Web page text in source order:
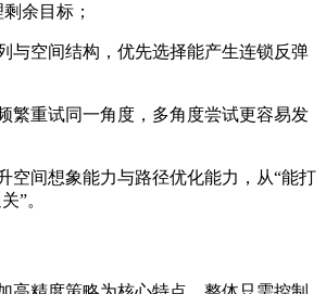
余目标；
与空间结构，优先选择能产生连锁反弹
繁重试同一角度，多角度尝试更容易发
空间想象能力与路径优化能力，从“能打
”。